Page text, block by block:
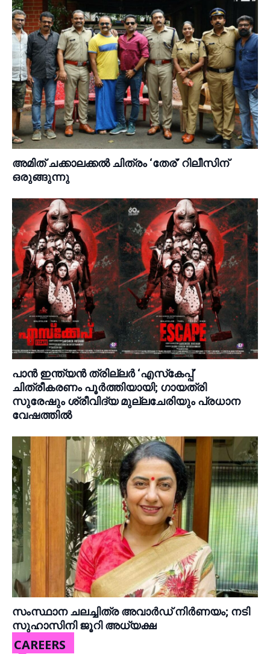
അമിത് ചക്കാലക്കൽ ചിത്രം ‘തേര്’ റിലീസിന്
ഒരുങ്ങുന്നു
പാൻ ഇന്ത്യൻ ത്രില്ലർ ‘എസ്‌കേപ്പ്’
ചിത്രീകരണം പൂർത്തിയായി; ഗായത്രി
സുരേഷും ശ്രീവിദ്യ മുല്ലചേരിയും പ്രധാന
വേഷത്തിൽ
സംസ്ഥാന ചലച്ചിത്ര അവാർഡ് നിർണയം; നടി
സുഹാസിനി ജൂറി അധ്യക്ഷ
CAREERS